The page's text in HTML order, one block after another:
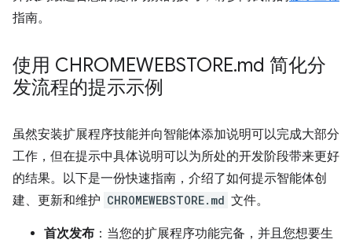
指南。
使用 CHROMEWEBSTORE.md 简化分
发流程的提示示例
虽然安装扩展程序技能并向智能体添加说明可以完成大部分
工作，但在提示中具体说明可以为所处的开发阶段带来更好
的结果。以下是一份快速指南，介绍了如何提示智能体创
建、更新和维护 CHROMEWEBSTORE.md 文件。
首次发布 ：当您的扩展程序功能完备，并且您想要生